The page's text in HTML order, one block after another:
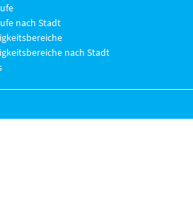
nach Stadt
nach Stadt